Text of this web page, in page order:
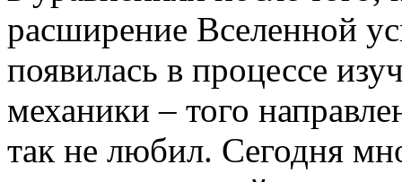
расширение Вселенной
появилась в процессе
механики – того
так не любил. Сегодня